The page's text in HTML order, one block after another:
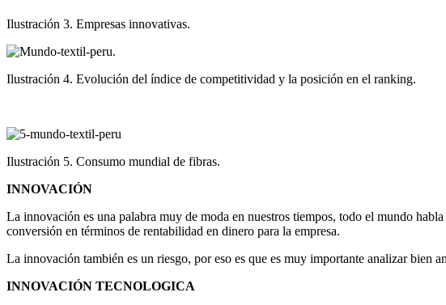
Ilustración 3. Empresas innovativas.
Ilustración 4. Evolución del índice de competitividad y la posición en el ranking.
Ilustración 5. Consumo mundial de fibras.
INNOVACIÓN
La innovación es una palabra muy de moda en nuestros tiempos, todo el mundo
conversión en términos de rentabilidad en dinero para la empresa.
La innovación también es un riesgo, por eso es que es muy importante analizar bien
INNOVACIÓN TECNOLOGICA